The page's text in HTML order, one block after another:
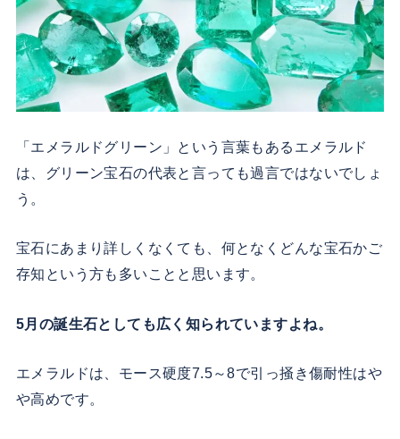
「エメラルドグリーン」という言葉もあるエメラルド
は、グリーン宝石の代表と言っても過言ではないでしょ
う。
宝石にあまり詳しくなくても、何となくどんな宝石かご
存知という方も多いことと思います。
5月の誕生石としても広く知られていますよね。
エメラルドは、モース硬度7.5～8で引っ掻き傷耐性はや
や高めです。